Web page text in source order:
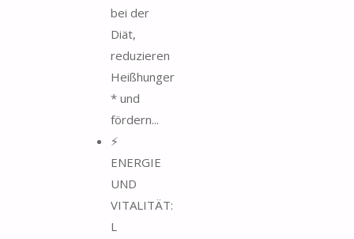
bei der
Diät,
reduzieren
Heißhunger
* und
fördern...
⚡
ENERGIE
UND
VITALITÄT:
L